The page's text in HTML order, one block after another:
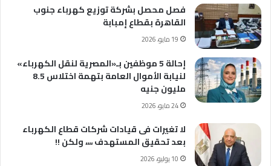
فصل محصل بشركة توزيع كهرباء جنوب
القاهرة بقطاع إمبابة
19 مايو، 2026
إحالة 5 موظفين بـ«المصرية لنقل الكهرباء»
لنيابة الأموال العامة بتهمة اختلاس 8.5
مليون جنيه
24 مايو، 2026
لا تغيرات فى قيادات شركات قطاع الكهرباء
بعد تحقيق المستهدف ،،،، ولكن !!
10 يوليو، 2026